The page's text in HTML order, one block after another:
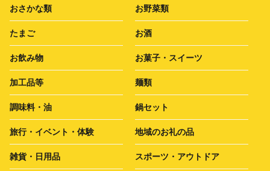
おさかな類 お野菜類
たまご お酒
お飲み物 お菓子・スイーツ
加工品等 麺類
調味料・油 鍋セット
旅行・イベント・体験 地域のお礼の品
雑貨・日用品 スポーツ・アウトドア